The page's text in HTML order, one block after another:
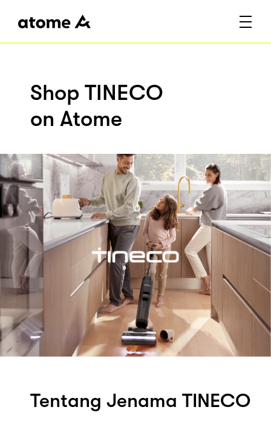
Shop TINECO
on Atome
Tentang Jenama TINECO